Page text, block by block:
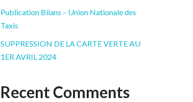
Publication Bilans – Union Nationale des
Taxis
SUPPRESSION DE LA CARTE VERTE AU
1ER AVRIL 2024
Recent Comments